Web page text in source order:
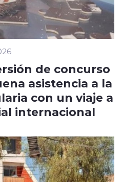
de concurso
asistencia a la
con un viaje a
internacional